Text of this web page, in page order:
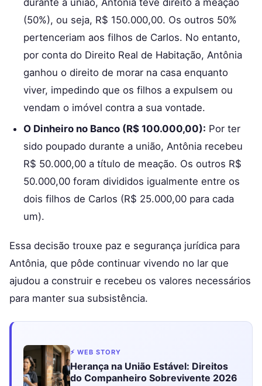
(50%), ou seja, R$ 150.000,00. Os outros 50%
pertenceriam aos filhos de Carlos. No entanto,
por conta do Direito Real de Habitação, Antônia
ganhou o direito de morar na casa enquanto
viver, impedindo que os filhos a expulsem ou
vendam o imóvel contra a sua vontade.
O Dinheiro no Banco (R$ 100.000,00): Por ter
sido poupado durante a união, Antônia recebeu
R$ 50.000,00 a título de meação. Os outros R$
50.000,00 foram divididos igualmente entre os
dois filhos de Carlos (R$ 25.000,00 para cada
um).
Essa decisão trouxe paz e segurança jurídica para
Antônia, que pôde continuar vivendo no lar que
ajudou a construir e recebeu os valores necessários
para manter sua subsistência.
⚡ WEB STORY
Herança na União Estável: Direitos
do Companheiro Sobrevivente 2026